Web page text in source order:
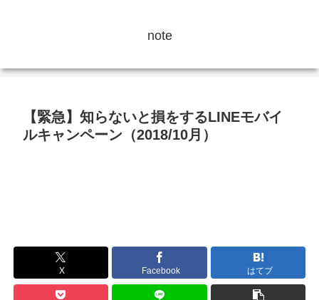
note
【緊急】知らないと損をするLINEモバイ
ルキャンペーン（2018/10月）
X Facebook はてブ